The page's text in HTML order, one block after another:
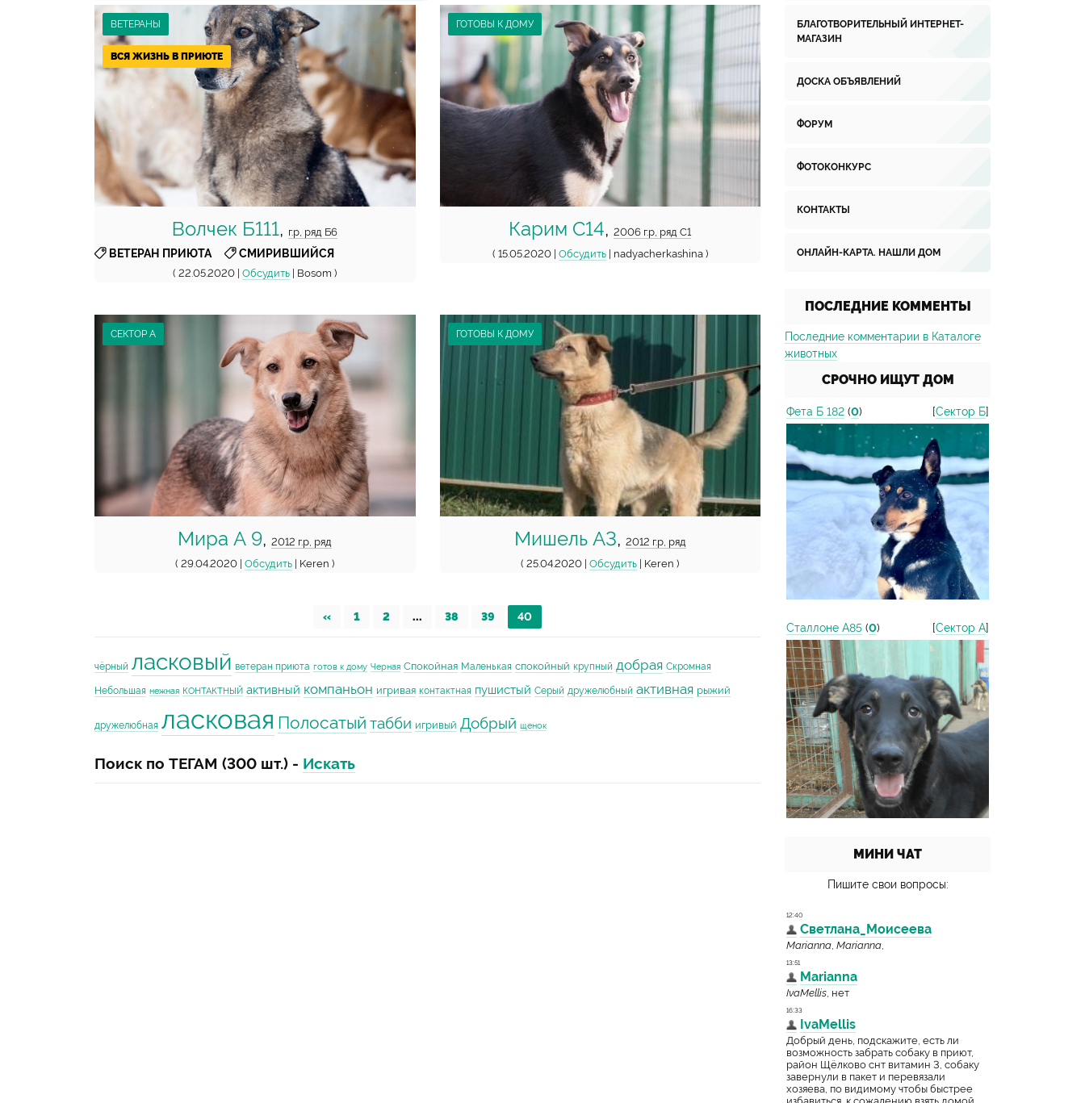
ВЕТЕРАНЫ
Волчек Б111, г.р, ряд Б6
ВЕТЕРАН ПРИЮТА,
СМИРИВШИЙСЯ
( 22.05.2020 |Обсудить | Bosom )
ВСЯ ЖИЗНЬ В ПРИЮТЕ
ГОТОВЫ К ДОМУ
Карим С14,2006 г.р, ряд С1
( 15.05.2020 | Обсудить| nadyacherkashina )
СЕКТОР А
Мира А 9,2012 г.р, ряд
( 29.04.2020 |Обсудить | Keren )
ГОТОВЫ К ДОМУ
Мишель А3, 2012 г.р, ряд
( 25.04.2020 |Обсудить | Keren )
« 1 2 ... 38 39 40
чёрный ласковый ветеран приюта готов к дому Черная Спокойная Маленькая спокойный крупный добрая Скромная
Небольшая нежная КОНТАКТНЫЙ активный компаньон игривая контактная пушистый Серый дружелюбный активная рыжий
дружелюбная ласковая Полосатый табби игривый Добрый щенок
Поиск по ТЕГАМ (300 шт.) - Искать
БЛАГОТВОРИТЕЛЬНЫЙ ИНТЕРНЕТ-
МАГАЗИН
ДОСКА ОБЪЯВЛЕНИЙ
ФОРУМ
ФОТОКОНКУРС
КОНТАКТЫ
ОНЛАЙН-КАРТА. НАШЛИ ДОМ
ПОСЛЕДНИЕ КОММЕНТЫ
Последние комментарии в Каталоге
животных
СРОЧНО ИЩУТ ДОМ
Фета Б 182 (0) [Сектор Б]
Сталлоне А85 (0) [Сектор А]
МИНИ ЧАТ
Пишите свои вопросы: